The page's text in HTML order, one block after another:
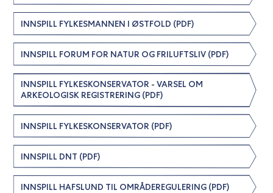
INNSPILL FYLKESMANNEN I ØSTFOLD (PDF)
INNSPILL FORUM FOR NATUR OG FRILUFTSLIV (PDF)
INNSPILL FYLKESKONSERVATOR - VARSEL OM
ARKEOLOGISK REGISTRERING (PDF)
INNSPILL FYLKESKONSERVATOR (PDF)
INNSPILL DNT (PDF)
INNSPILL HAFSLUND TIL OMRÅDEREGULERING (PDF)